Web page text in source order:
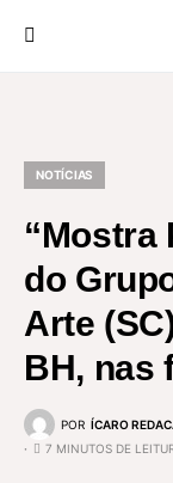
NOTÍCIAS
“Mostra
do
Arte
BH, nas
POR ÍCARO
7 MINUTOS DE